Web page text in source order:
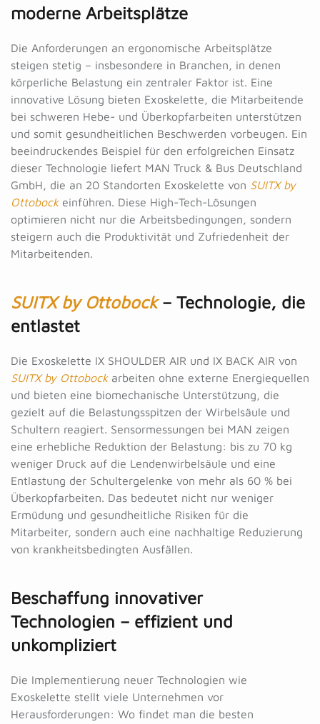
moderne Arbeitsplätze
Die Anforderungen an ergonomische Arbeitsplätze
steigen stetig – insbesondere in Branchen, in denen
körperliche Belastung ein zentraler Faktor ist. Eine
innovative Lösung bieten Exoskelette, die Mitarbeitende
bei schweren Hebe- und Überkopfarbeiten unterstützen
und somit gesundheitlichen Beschwerden vorbeugen. Ein
beeindruckendes Beispiel für den erfolgreichen Einsatz
dieser Technologie liefert MAN Truck & Bus Deutschland
GmbH, die an 20 Standorten Exoskelette von SUITX by
Ottobockeinführen. Diese High-Tech-Lösungen
optimieren nicht nur die Arbeitsbedingungen, sondern
steigern auch die Produktivität und Zufriedenheit der
Mitarbeitenden.
SUITX by Ottobock– Technologie, die
entlastet
Die Exoskelette IX SHOULDER AIR und IX BACK AIR von
SUITX by Ottobockarbeiten ohne externe Energiequellen
und bieten eine biomechanische Unterstützung, die
gezielt auf die Belastungsspitzen der Wirbelsäule und
Schultern reagiert. Sensormessungen bei MAN zeigen
eine erhebliche Reduktion der Belastung: bis zu 70 kg
weniger Druck auf die Lendenwirbelsäule und eine
Entlastung der Schultergelenke von mehr als 60 % bei
Überkopfarbeiten. Das bedeutet nicht nur weniger
Ermüdung und gesundheitliche Risiken für die
Mitarbeiter, sondern auch eine nachhaltige Reduzierung
von krankheitsbedingten Ausfällen.
Beschaffung innovativer
Technologien – effizient und
unkompliziert
Die Implementierung neuer Technologien wie
Exoskelette stellt viele Unternehmen vor
Herausforderungen: Wo findet man die besten